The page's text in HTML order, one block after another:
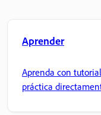
Aprender
Aprenda con
práctica